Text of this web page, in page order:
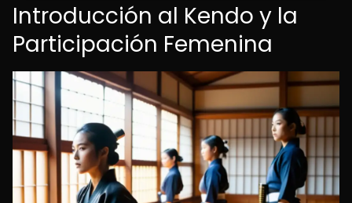
Introducción al Kendo y la
Participación Femenina